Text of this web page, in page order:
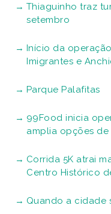
Thiaguinho traz
setembro
Início da
Imigrantes e
Parque Palafitas
99Food inicia
amplia opções de
Corrida 5K atrai
Centro Histórico
Quando a cidade